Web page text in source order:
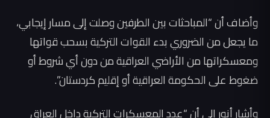
وأضاف أن “المباحثات بين الطرفين وصلت إلى مسار إيجابي،
ما يجعل من الضروري بدء القوات التركية بسحب قواتها
ومعسكراتها من الأراضي العراقية من دون أي شروط أو
ضغوط على الحكومة العراقية أو إقليم كردستان”.
وأشار أنور إلى أن “عدد المعسكرات التركية داخل العراق